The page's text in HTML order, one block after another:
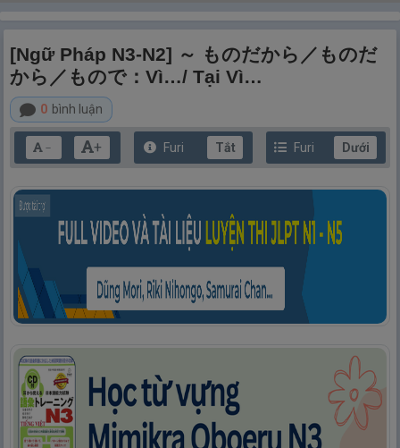
[Ngữ Pháp N3-N2] ～ ものだから／ものだ
から／もので：Vì…/ Tại Vì…
0 bình luận
－ + Furi Tắt Furi Dưới